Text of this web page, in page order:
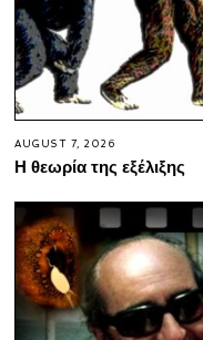
AUGUST 7, 2026
Η θεωρία της εξέλιξης